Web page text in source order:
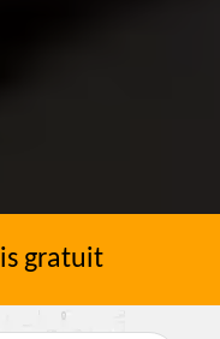
gratuit